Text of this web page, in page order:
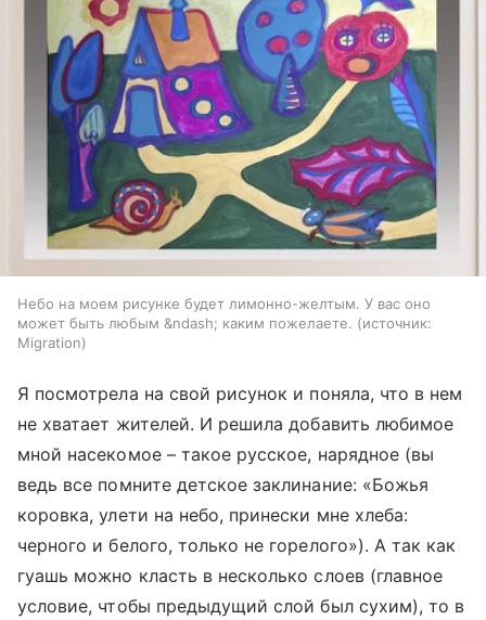
Небо на моем рисунке будет лимонно-желтым. У вас оно
может быть любым &ndash; каким пожелаете.
источник:
Migration
Я посмотрела на свой рисунок и поняла, что в нем
не хватает жителей. И решила добавить любимое
мной насекомое – такое русское, нарядное (вы
ведь все помните детское заклинание: «Божья
коровка, улети на небо, принески мне хлеба:
черного и белого, только не горелого»). А так как
гуашь можно класть в несколько слоев (главное
условие, чтобы предыдущий слой был сухим), то в